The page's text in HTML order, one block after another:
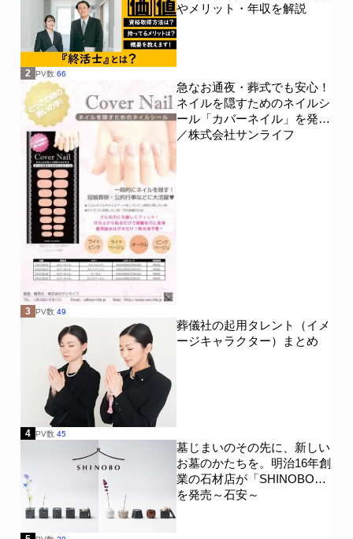
やメリット・年収を解説
2 PV数 66
急なお通夜・葬式でも安心！
ネイルを隠すためのネイルシ
ール「カバーネイル」を発売
／株式会社サンライフ
3 PV数 49
葬儀社の起用タレント（イメ
ージキャラクター）まとめ
4 PV数 45
墓じまいのその先に、新しい
お墓のかたちを。明治16年創
業の石材店が「SHINOBO」
を発売～石安～